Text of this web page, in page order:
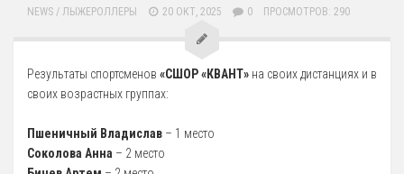
3 Образование
4 Образовательные стандарты и требования
Спортивная Подготовка
Соревнования
Календарь
Положения и протоколы
NEWS / ЛЫЖЕРОЛЛЕРЫ 20 ОКТ, 2025 0 ПРОСМОТРОВ: 290
Результаты спортсменов «СШОР «КВАНТ» на своих дистанциях и в
своих возрастных группах:
Пшеничный Владислав – 1 место
Соколова Анна – 2 место